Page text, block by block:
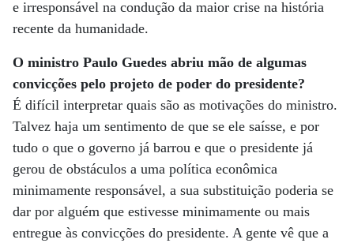
e irresponsável na condução da maior crise na história
recente da humanidade.
O ministro Paulo Guedes abriu mão de algumas
convicções pelo projeto de poder do presidente?
É difícil interpretar quais são as motivações do ministro.
Talvez haja um sentimento de que se ele saísse, e por
tudo o que o governo já barrou e que o presidente já
gerou de obstáculos a uma política econômica
minimamente responsável, a sua substituição poderia se
dar por alguém que estivesse minimamente ou mais
entregue às convicções do presidente. A gente vê que a